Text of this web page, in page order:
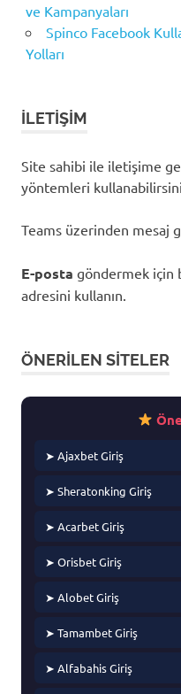
ve Kampanyaları
Spinco Facebook
Yolları
İLETIŞIM
Site sahibi ile iletişime
yöntemleri
Teams üzerinden mesaj
E-posta göndermek için
adresini kullanın.
ÖNERILEN SITELER
➤ Ajaxbet Giriş
➤ Sheratonking Giriş
➤ Acarbet Giriş
➤ Orisbet Giriş
➤ Alobet Giriş
➤ Tamambet Giriş
➤ Alfabahis Giriş